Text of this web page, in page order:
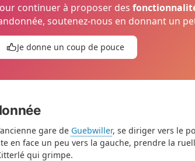
continuer à proposer des
soutenez-nous en donnant un
Je donne un coup de pouce
gare de Guebwiller, se diriger vers le
en face un peu vers la gauche, prendre la
qui grimpe.